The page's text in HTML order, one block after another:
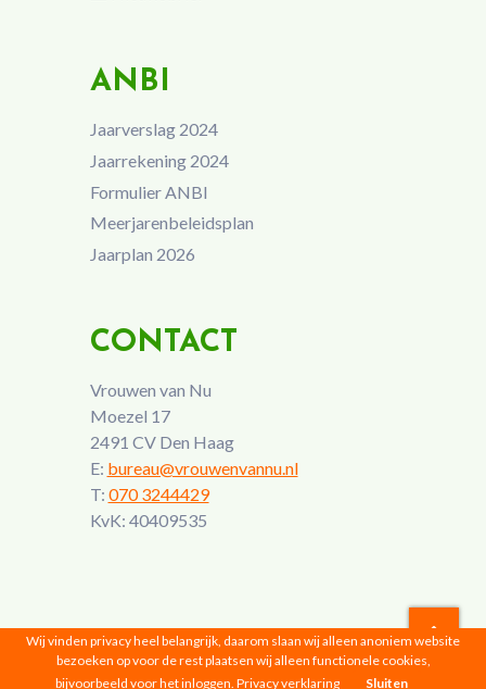
ANBI
Jaarverslag 2024
Jaarrekening 2024
Formulier ANBI
Meerjarenbeleidsplan
Jaarplan 2026
CONTACT
Vrouwen van Nu
Moezel 17
2491 CV Den Haag
E: bureau@vrouwenvannu.nl
T: 070 3244429
KvK: 40409535
Vrouwen van Nu © 2026 |Privacyverklaring
Wij vinden privacy heel belangrijk, daarom slaan wij alleen anoniem website
bezoeken op voor de rest plaatsen wij alleen functionele cookies,
bijvoorbeeld voor het inloggen. Privacy verklaring Sluiten